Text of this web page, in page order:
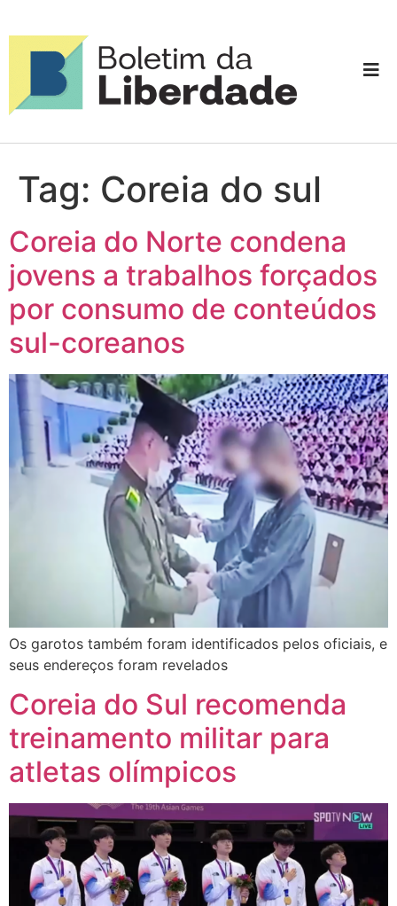
Tag: Coreia do sul
Coreia do Norte condena
jovens a trabalhos forçados
por consumo de conteúdos
sul-coreanos
Os garotos também foram identificados pelos oficiais, e
seus endereços foram revelados
Coreia do Sul recomenda
treinamento militar para
atletas olímpicos